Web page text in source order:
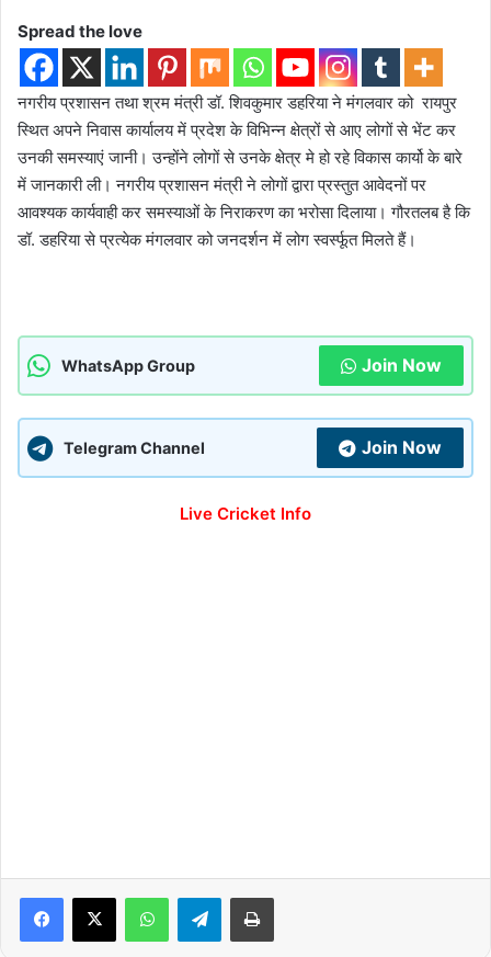
Spread the love
नगरीय प्रशासन तथा श्रम मंत्री डॉ. शिवकुमार डहरिया ने मंगलवार को रायपुर
स्थित अपने निवास कार्यालय में प्रदेश के विभिन्न क्षेत्रों से आए लोगों से भेंट कर
उनकी समस्याएं जानी। उन्होंने लोगों से उनके क्षेत्र मे हो रहे विकास कार्यो के बारे
में जानकारी ली। नगरीय प्रशासन मंत्री ने लोगों द्वारा प्रस्तुत आवेदनों पर
आवश्यक कार्यवाही कर समस्याओं के निराकरण का भरोसा दिलाया। गौरतलब है कि
डॉ. डहरिया से प्रत्येक मंगलवार को जनदर्शन में लोग स्वर्स्फूत मिलते हैं।
WhatsApp Group Join Now
Telegram Channel Join Now
Live Cricket Info
Telegram